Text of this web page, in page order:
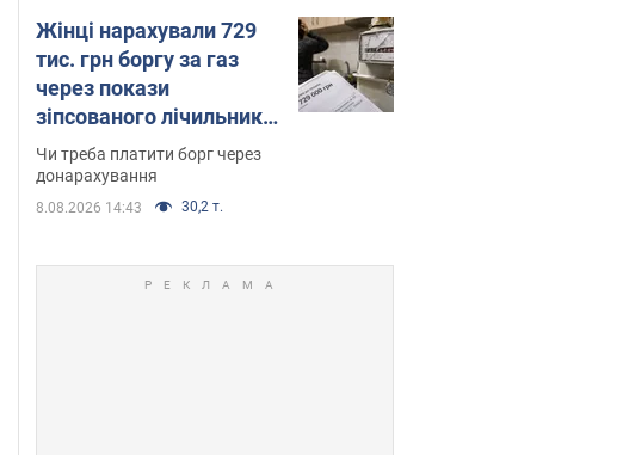
Жінці нарахували 729
тис. грн боргу за газ
через покази
зіпсованого лічильника:
суддя ухвалив
неочікуване рішення
Чи треба платити борг через
донарахування
8.08.2026 14:43 30,2 т.